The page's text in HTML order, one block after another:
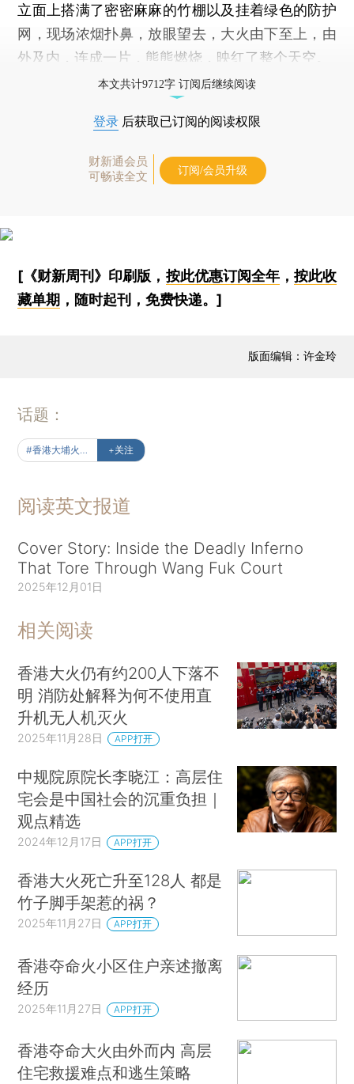
立面上搭满了密密麻麻的竹棚以及挂着绿色的防护
网，现场浓烟扑鼻，放眼望去，大火由下至上，由
外及内，连成一片，熊熊燃烧，映红了整个天空。
本文共计9712字 订阅后继续阅读
登录 后获取已订阅的阅读权限
财新通会员
可畅读全文
订阅/会员升级
[《财新周刊》印刷版， 按此优惠订阅全年， 按此收
藏单期 ，随时起刊，免费快递。]
版面编辑：许金玲
话题：
+关注
阅读英文报道
Cover Story: Inside the Deadly Inferno
That Tore Through Wang Fuk Court
2025年12月01日
相关阅读
香港大火仍有约200人下落不
明 消防处解释为何不使用直
升机无人机灭火
2025年11月28日 APP打开
中规院原院长李晓江：高层住
宅会是中国社会的沉重负担｜
观点精选
2024年12月17日 APP打开
香港大火死亡升至128人 都是
竹子脚手架惹的祸？
2025年11月27日 APP打开
香港夺命火小区住户亲述撤离
经历
2025年11月27日 APP打开
香港夺命大火由外而内 高层
住宅救援难点和逃生策略